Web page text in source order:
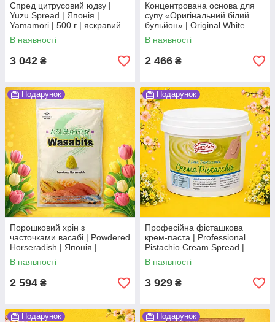
Спред цитрусовий юдзу |
Yuzu Spread | Японія |
Yamamori | 500 г | яскравий
цитрусовий акцент Ч
В наявності
3 042 ₴
Концентрована основа для
супу «Оригінальний білий
бульйон» | Original White
Soup | Китай | Ju Yin | 500 мл
Ю
В наявності
2 466 ₴
Подарунок
Порошковий хрін з
часточками васабі | Powdered
Horseradish | Японія |
Kinjirushi | 1 кг | гострий запас
ОВ
В наявності
2 594 ₴
Подарунок
Професійна фісташкова
крем-паста | Professional
Pistachio Cream Spread |
Італія | Gandola | 3 кг | bakery
format Во3
В наявності
3 929 ₴
Подарунок Подарунок